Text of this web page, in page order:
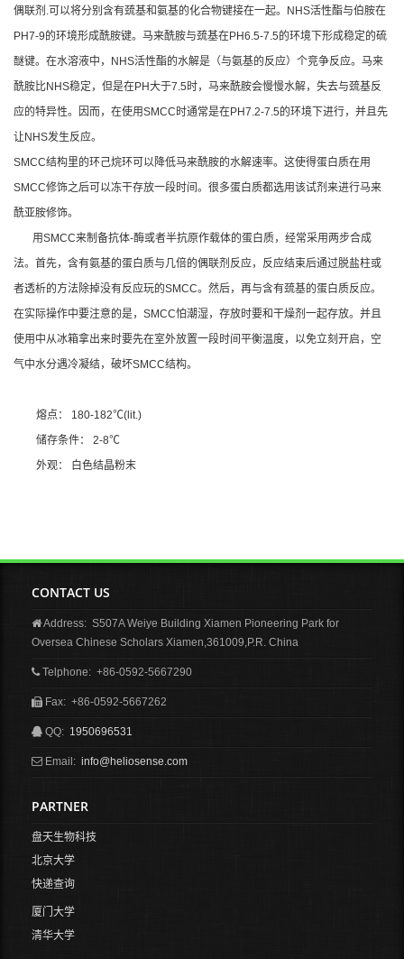
偶联剂.可以将分别含有巯基和氨基的化合物键接在一起。NHS活性酯与伯胺在
PH7-9的环境形成酰胺键。马来酰胺与巯基在PH6.5-7.5的环境下形成稳定的硫
醚键。在水溶液中，NHS活性酯的水解是（与氨基的反应）个竞争反应。马来
酰胺比NHS稳定，但是在PH大于7.5时，马来酰胺会慢慢水解，失去与巯基反
应的特异性。因而，在使用SMCC时通常是在PH7.2-7.5的环境下进行，并且先
让NHS发生反应。
SMCC结构里的环己烷环可以降低马来酰胺的水解速率。这使得蛋白质在用
SMCC修饰之后可以冻干存放一段时间。很多蛋白质都选用该试剂来进行马来
酰亚胺修饰。
用SMCC来制备抗体-酶或者半抗原作载体的蛋白质，经常采用两步合成
法。首先，含有氨基的蛋白质与几倍的偶联剂反应，反应结束后通过脱盐柱或
者透析的方法除掉没有反应玩的SMCC。然后，再与含有巯基的蛋白质反应。
在实际操作中要注意的是，SMCC怕潮湿，存放时要和干燥剂一起存放。并且
使用中从冰箱拿出来时要先在室外放置一段时间平衡温度，以免立刻开启，空
气中水分遇冷凝结，破坏SMCC结构。
熔点： 180-182℃(lit.)
储存条件： 2-8℃
外观： 白色结晶粉末
CONTACT US
Address: S507A Weiye Building Xiamen Pioneering Park for
Oversea Chinese Scholars Xiamen,361009,P.R. China
Telphone: +86-0592-5667290
Fax: +86-0592-5667262
QQ: 1950696531
Email: info@heliosense.com
PARTNER
盘天生物科技
北京大学
快递查询
厦门大学
清华大学